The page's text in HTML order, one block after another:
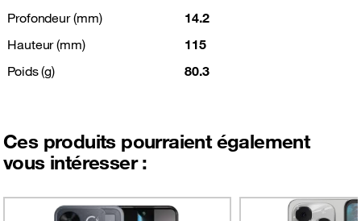
Profondeur (mm)
14.2
Hauteur (mm)
115
Poids (g)
80.3
Ces produits pourraient également
vous intéresser :